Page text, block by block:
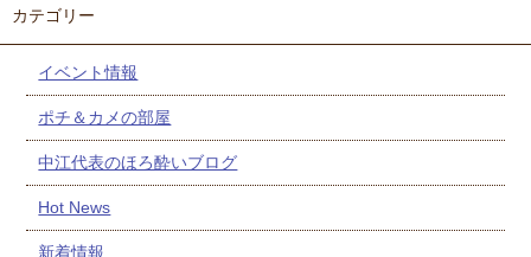
カテゴリー
イベント情報
ポチ＆カメの部屋
中江代表のほろ酔いブログ
Hot News
新着情報